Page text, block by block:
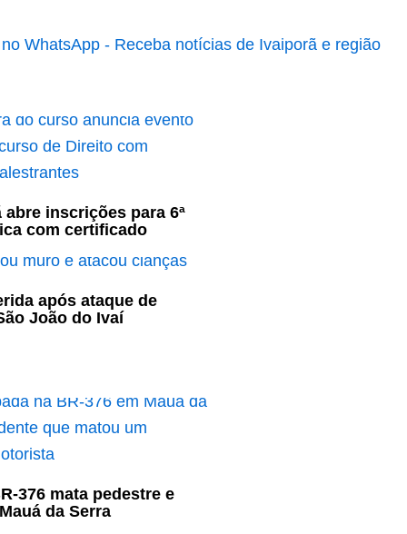
abre inscrições para 6ª
com certificado
após ataque de
João do Ivaí
376 mata pedestre e
da Serra